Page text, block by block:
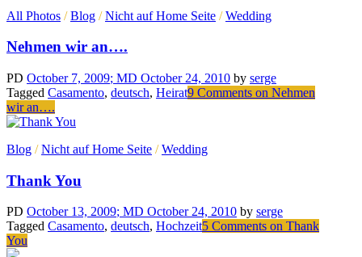
All Photos /Blog /Nicht auf Home Seite /Wedding
Nehmen wir an….
PD October 7, 2009; MD October 24, 2010 by serge
Tagged Casamento, deutsch, Heirat9 Comments on Nehmen
wir an….
Blog /Nicht auf Home Seite /Wedding
Thank You
PD October 13, 2009; MD October 24, 2010 by serge
Tagged Casamento, deutsch, Hochzeit5 Comments on Thank
You